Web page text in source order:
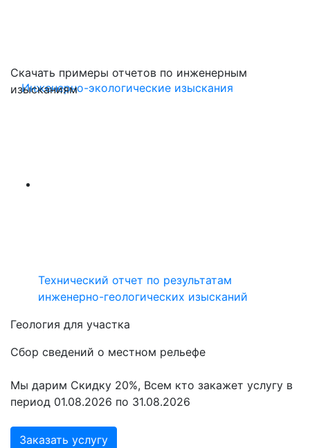
Инженерно-экологические изыскания
Скачать примеры отчетов по инженерным
изысканиям
Технический отчет по результатам
инженерно-геологических изысканий
Геология для участка
Сбор сведений о местном рельефе
Мы дарим Скидку 20%, Всем кто закажет услугу в
период 01.08.2026 по 31.08.2026
Заказать услугу